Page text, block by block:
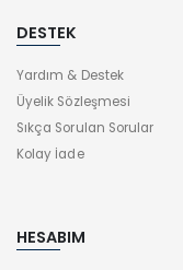
DESTEK
Yardım & Destek
Üyelik Sözleşmesi
Sıkça Sorulan Sorular
Kolay İade
HESABIM